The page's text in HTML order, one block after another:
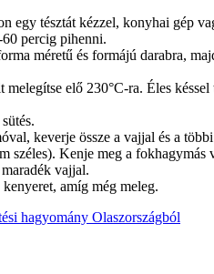
egy tésztát kézzel, konyhai gép
60 percig pihenni.
méretű és formájú darabra,
elő 230°C-ra. Éles
keverje össze a vajjal és a
széles). Kenje meg a fokhagymás
vajjal.
amíg még meleg.
hagyomány Olaszországból